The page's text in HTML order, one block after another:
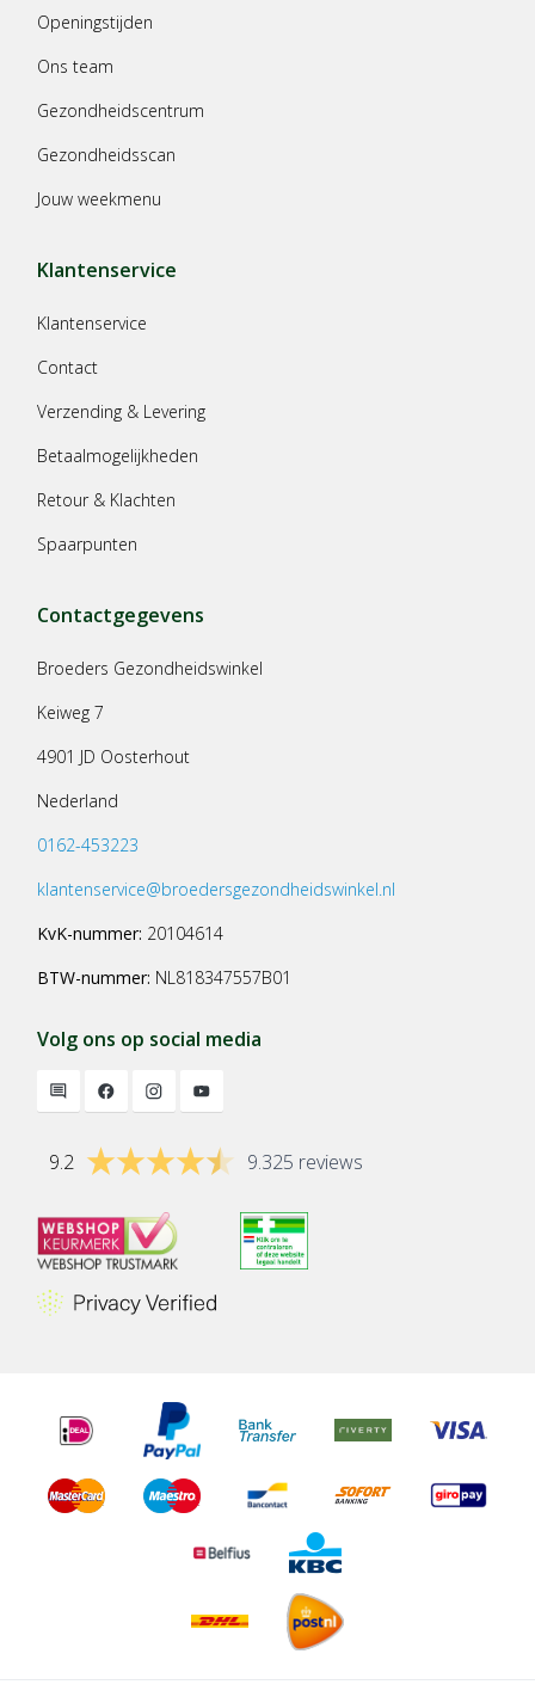
Openingstijden
Ons team
Gezondheidscentrum
Gezondheidsscan
Jouw weekmenu
Klantenservice
Klantenservice
Contact
Verzending & Levering
Betaalmogelijkheden
Retour & Klachten
Spaarpunten
Contactgegevens
Broeders Gezondheidswinkel
Keiweg 7
4901 JD Oosterhout
Nederland
0162-453223
klantenservice@broedersgezondheidswinkel.nl
KvK-nummer: 20104614
BTW-nummer: NL818347557B01
Volg ons op social media
9.2 9.325 reviews